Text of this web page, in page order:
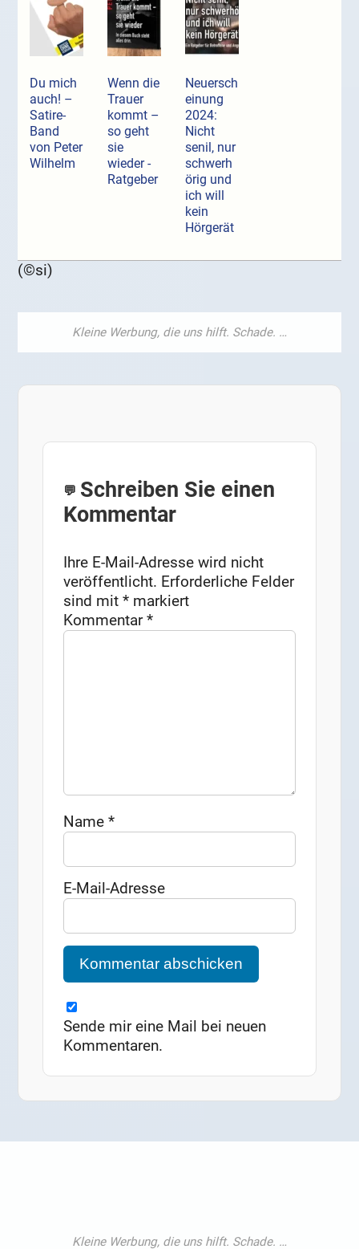
Du mich
auch! –
Satire-
Band
von Peter
Wilhelm
Wenn die
Trauer
kommt –
so geht
sie
wieder -
Ratgeber
Neuersch
einung
2024:
Nicht
senil, nur
schwerh
örig und
ich will
kein
Hörgerät
(©si)
Schreiben Sie einen
Kommentar
Ihre E-Mail-Adresse wird nicht
veröffentlicht. Erforderliche Felder
sind mit* markiert
Kommentar*
Name*
E-Mail-Adresse
Sende mir eine Mail bei neuen
Kommentaren.